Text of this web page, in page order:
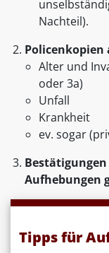
Nachteil).
Policenkopien
Alter und
oder 3a)
Unfall
Krankheit
ev. sogar
Aufhebungen
Tipps für